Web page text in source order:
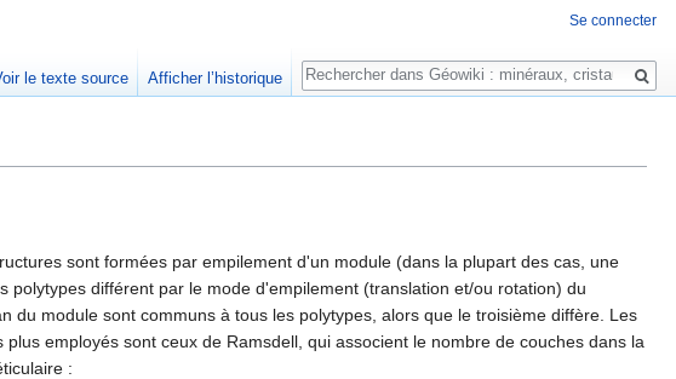
sont formées par empilement d'un module (dans la plupart des cas, une
différent par le mode d'empilement (translation et/ou rotation) du
du module sont communs à tous les polytypes, alors que le troisième diffère. Les
employés sont ceux de Ramsdell, qui associent le nombre de couches dans la
:
Se connecter
le texte source Afficher l’historique
Rechercher